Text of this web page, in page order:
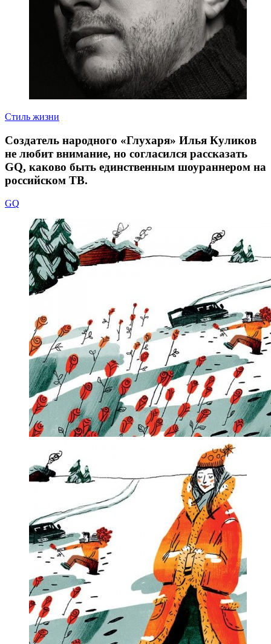
Стиль жизни
Создатель народного «Глухаря» Илья Куликов
не любит внимание, но согласился рассказать
GQ, каково быть единственным шоураннером на
российском ТВ.
GQ